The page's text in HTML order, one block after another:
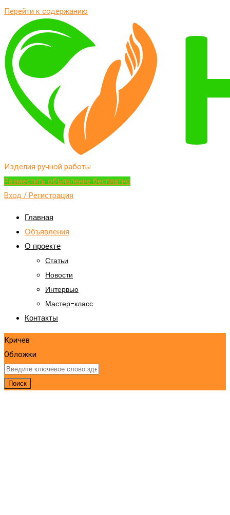
Перейти к содержанию
Изделия ручной работы
Разместить объявление бесплатно
Вход / Регистрация
Главная
Объявления
О проекте
Статьи
Новости
Интервью
Мастер-класс
Контакты
Кричев
Обложки
Поиск